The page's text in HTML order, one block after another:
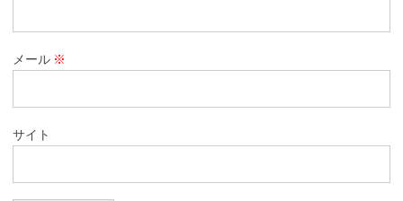
メール ※
サイト